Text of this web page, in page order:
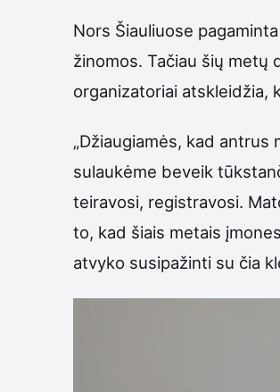
Nors Šiauliuose
žinomos. Tačiau šių metų
organizatoriai atskleidžia,
„Džiaugiamės, kad
sulaukėme beveik
teiravosi, registravosi.
to, kad šiais metais
atvyko susipažinti su čia